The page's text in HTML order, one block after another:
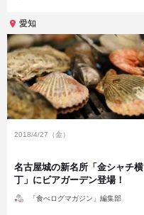
愛知
2018/4/27（金）
名古屋城の新名所「金シャチ横
丁」にビアガーデン登場！
「食べログマガジン」編集部